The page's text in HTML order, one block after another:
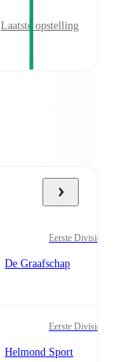
Laatste opstelling
Eerste Divisie
De Graafschap
Eerste Divisie
Helmond Sport